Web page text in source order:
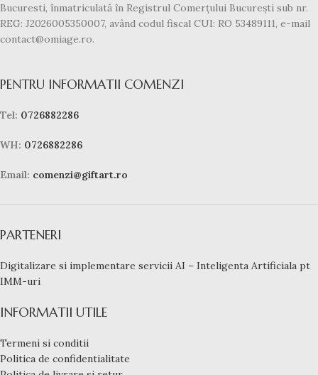
Bucuresti, înmatriculată în Registrul Comerțului București sub nr.
REG: J2026005350007, având codul fiscal CUI: RO 53489111, e-mail
contact@omiage.ro.
PENTRU INFORMATII COMENZI
Tel: 0726882286
WH: 0726882286
Email: comenzi@giftart.ro
PARTENERI
Digitalizare si implementare servicii AI – Inteligenta Artificiala pt
IMM-uri
INFORMATII UTILE
Termeni si conditii
Politica de confidentialitate